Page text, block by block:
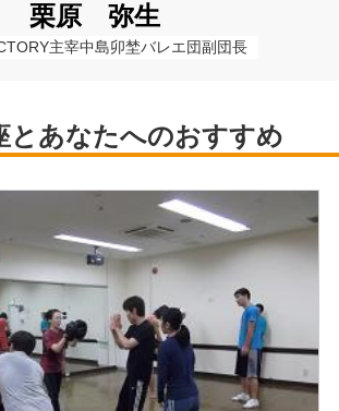
栗原 弥生
主宰中島卯埜バレエ団副団長